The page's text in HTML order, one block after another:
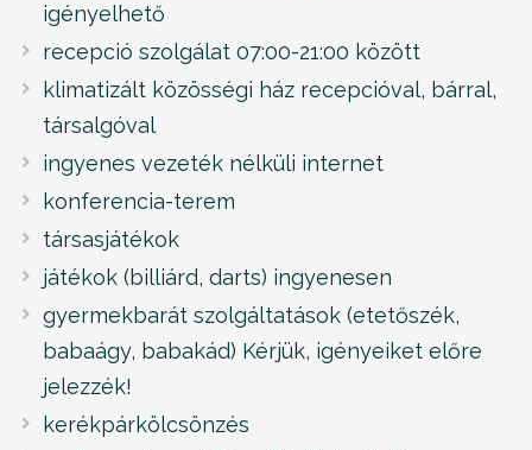
igényelhető
recepció szolgálat 07:00-21:00 között
klimatizált közösségi ház recepcióval, bárral,
társalgóval
ingyenes vezeték nélküli internet
konferencia-terem
társasjátékok
játékok (billiárd, darts) ingyenesen
gyermekbarát szolgáltatások (etetőszék,
babaágy, babakád) Kérjük, igényeiket előre
jelezzék!
kerékpárkölcsönzés